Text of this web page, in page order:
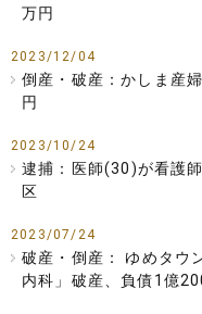
万円
2023/12/04
倒産・破産：かしま産
円
2023/10/24
逮捕：医師(30)が看護
区
2023/07/24
破産・倒産： ゆめタウ
内科」破産、負債1億